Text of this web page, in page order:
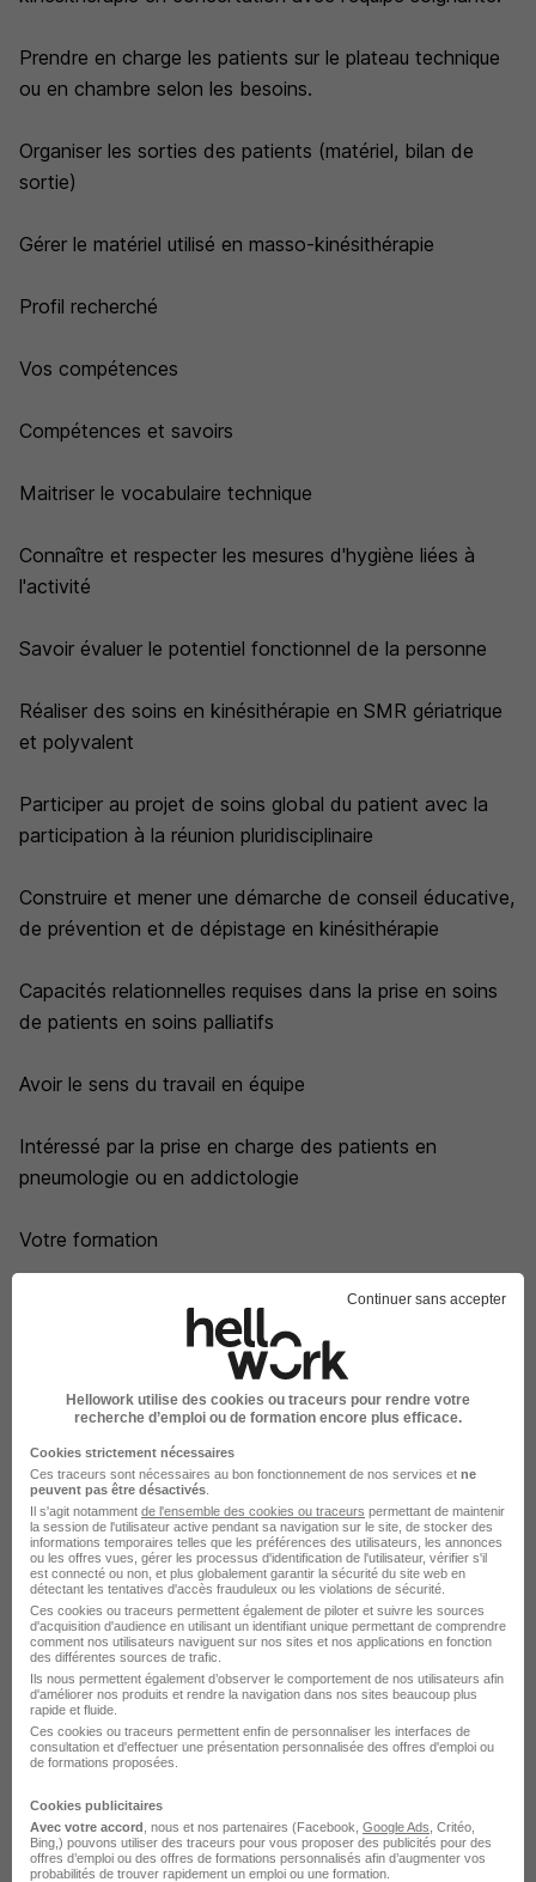
Prendre en charge les patients sur le plateau technique
ou en chambre selon les besoins.
Organiser les sorties des patients (matériel, bilan de
sortie)
Gérer le matériel utilisé en masso-kinésithérapie
Profil recherché
Vos compétences
Compétences et savoirs
Maitriser le vocabulaire technique
Connaître et respecter les mesures d'hygiène liées à
l'activité
Savoir évaluer le potentiel fonctionnel de la personne
Réaliser des soins en kinésithérapie en SMR gériatrique
et polyvalent
Participer au projet de soins global du patient avec la
participation à la réunion pluridisciplinaire
Construire et mener une démarche de conseil éducative,
de prévention et de dépistage en kinésithérapie
Capacités relationnelles requises dans la prise en soins
de patients en soins palliatifs
Avoir le sens du travail en équipe
Intéressé par la prise en charge des patients en
pneumologie ou en addictologie
Votre formation
Diplôme masseur kinésithérapeute
Les avantages liés au poste
Couverture santé, épargne et prévoyance, télétravail,
congés, horaires, formation... Découvrez tout ce que
propose la Sécurité sociale à ses salariés !
La carte
231 Chemin du Sémaphore
30820 Caveirac
Localiser le poste
Publiée le 26/07/2026 - Réf : NVHADD119276
Continuer sans accepter
Hellowork utilise des cookies ou traceurs pour rendre votre
recherche d’emploi ou de formation encore plus efficace.
Cookies strictement nécessaires
Ces traceurs sont nécessaires au bon fonctionnement de nos services et ne
peuvent pas être désactivés
Il s'agit notamment de l'ensemble des cookies ou traceurs permettant de maintenir
la session de l'utilisateur active pendant sa navigation sur le site, de stocker des
informations temporaires telles que les préférences des utilisateurs, les annonces
ou les offres vues, gérer les processus d'identification de l'utilisateur, vérifier s'il
est connecté ou non, et plus globalement garantir la sécurité du site web en
détectant les tentatives d'accès frauduleux ou les violations de sécurité.
Ces cookies ou traceurs permettent également de piloter et suivre les sources
d'acquisition d'audience en utilisant un identifiant unique permettant de comprendre
comment nos utilisateurs naviguent sur nos sites et nos applications en fonction
des différentes sources de trafic.
Ils nous permettent également d’observer le comportement de nos utilisateurs afin
d'améliorer nos produits et rendre la navigation dans nos sites beaucoup plus
rapide et fluide.
Ces cookies ou traceurs permettent enfin de personnaliser les interfaces de
consultation et d'effectuer une présentation personnalisée des offres d'emploi ou
de formations proposées.
Cookies publicitaires
Avec votre accord , nous et nos partenaires (Facebook, Google Ads , Critéo,
Bing,) pouvons utiliser des traceurs pour vous proposer des publicités pour des
offres d’emploi ou des offres de formations personnalisés afin d’augmenter vos
probabilités de trouver rapidement un emploi ou une formation.